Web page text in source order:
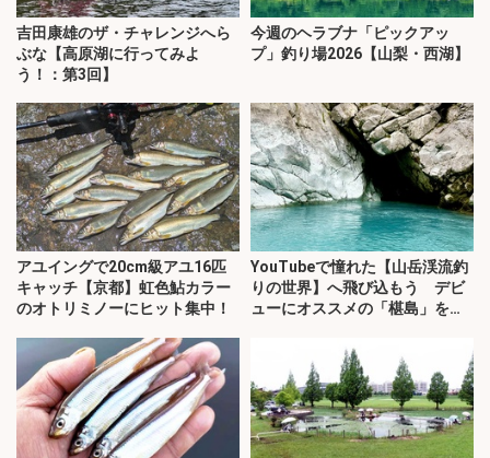
吉田康雄のザ・チャレンジへら
ぶな【高原湖に行ってみよ
う！：第3回】
今週のヘラブナ「ピックアッ
プ」釣り場2026【山梨・西湖】
アユイングで20cm級アユ16匹
キャッチ【京都】虹色鮎カラー
のオトリミノーにヒット集中！
YouTubeで憧れた【山岳渓流釣
りの世界】へ飛び込もう デビ
ューにオススメの「椹島」を紹